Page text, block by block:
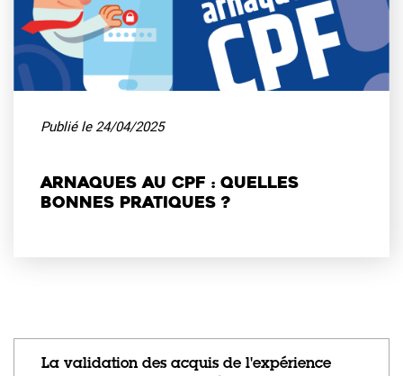
Publié le 24/04/2025
Arnaques au CPF : quelles
bonnes pratiques ?
La validation des acquis de l'expérience